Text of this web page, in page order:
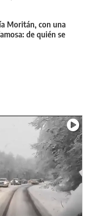
Moritán, con una
de quién se